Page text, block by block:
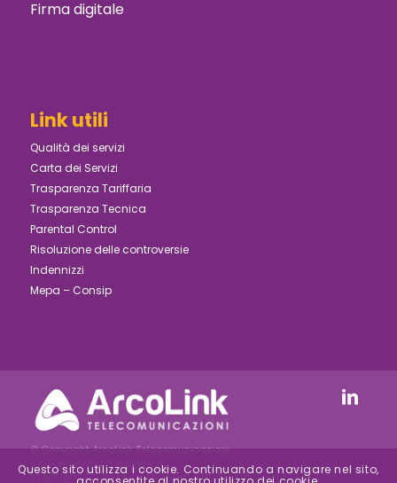
Firma digitale
Link utili
Qualità dei servizi
Carta dei Servizi
Trasparenza Tariffaria
Trasparenza Tecnica
Parental Control
Risoluzione delle controversie
Indennizzi
Mepa – Consip
© Copyright ArcoLink Telecomunicazioni
S.r.l. - P.IVA 05030810484
REA FI-511747 | Reg.Imp. FI-2000-24154 –
Questo sito utilizza i cookie. Continuando a navigare nel sito,